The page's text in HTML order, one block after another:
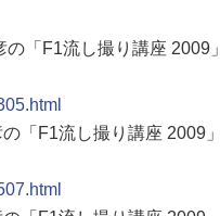
「F1流し撮り講座 2009」
「F1流し撮り講座 2009」